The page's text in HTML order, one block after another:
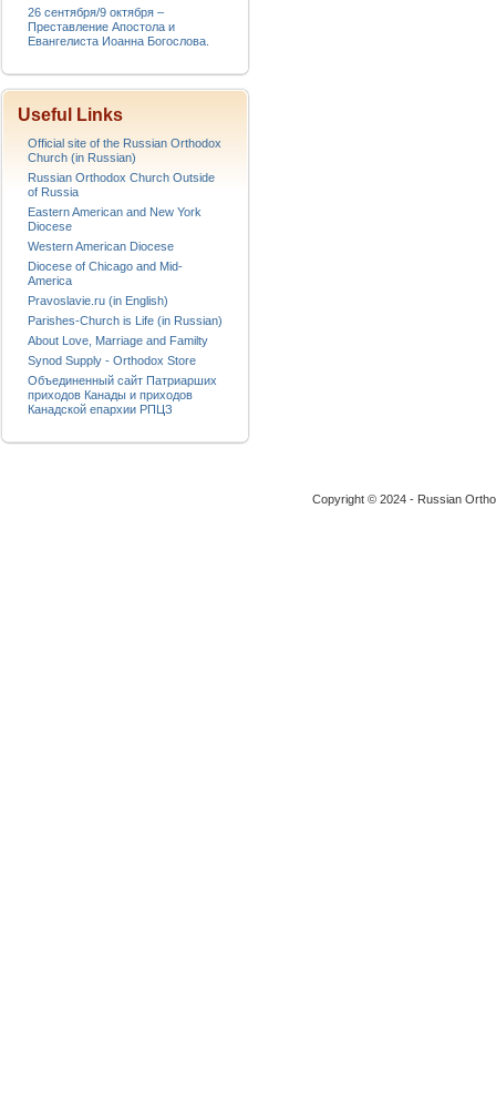
26 сентября/9 октября –
Преставление Апостола и
Евангелиста Иоанна Богослова.
Useful Links
Official site of the Russian Orthodox
Church (in Russian)
Russian Orthodox Church Outside
of Russia
Eastern American and New York
Diocese
Western American Diocese
Diocese of Chicago and Mid-
America
Pravoslavie.ru (in English)
Parishes-Church is Life (in Russian)
About Love, Marriage and Familty
Synod Supply - Orthodox Store
Объединенный сайт Патриарших
приходов Канады и приходов
Канадской епархии РПЦЗ
Copyright © 2024 - Russian